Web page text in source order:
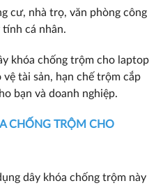
cư, nhà trọ, văn phòng công
cá nhân.
khóa chống trộm cho laptop
tài sản, hạn chế trộm cắp
bạn và doanh nghiệp.
CHỐNG TRỘM CHO
dây khóa chống trộm này